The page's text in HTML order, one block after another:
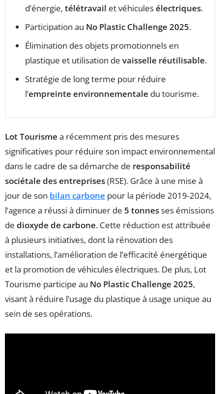
d’énergie, télétravail et véhiculesélectriques.
Participation au No Plastic Challenge 2025.
Élimination des objets promotionnels en
plastique et utilisation de vaisselle réutilisable.
Stratégie de long terme pour réduire
l’empreinte environnementale du tourisme.
Lot Tourisme a récemment pris des mesures
significatives pour réduire son impact environnemental
dans le cadre de sa démarche de responsabilité
sociétale des entreprises(RSE). Grâce à une mise à
jour de son bilan carbone pour la période 2019-2024,
l’agence a réussi à diminuer de 5 tonnesses émissions
de dioxyde de carbone. Cette réduction est attribuée
à plusieurs initiatives, dont la rénovation des
installations, l’amélioration de l’efficacité énergétique
et la promotion de véhicules électriques. De plus, Lot
Tourisme participe au No Plastic Challenge 2025,
visant à réduire l’usage du plastique à usage unique au
sein de ses opérations.